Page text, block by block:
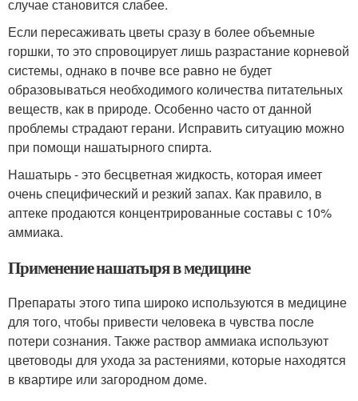
случае становится слабее.
Если пересаживать цветы сразу в более объемные
горшки, то это спровоцирует лишь разрастание корневой
системы, однако в почве все равно не будет
образовываться необходимого количества питательных
веществ, как в природе. Особенно часто от данной
проблемы страдают герани. Исправить ситуацию можно
при помощи нашатырного спирта.
Нашатырь - это бесцветная жидкость, которая имеет
очень специфический и резкий запах. Как правило, в
аптеке продаются концентрированные составы с 10%
аммиака.
Применение нашатыря в медицине
Препараты этого типа широко используются в медицине
для того, чтобы привести человека в чувства после
потери сознания. Также раствор аммиака используют
цветоводы для ухода за растениями, которые находятся
в квартире или загородном доме.